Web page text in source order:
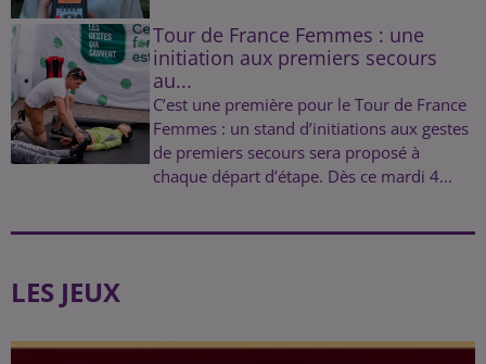
Tour de France Femmes : une
initiation aux premiers secours
au...
C’est une première pour le Tour de France
Femmes : un stand d’initiations aux gestes
de premiers secours sera proposé à
chaque départ d’étape. Dès ce mardi 4...
LES JEUX